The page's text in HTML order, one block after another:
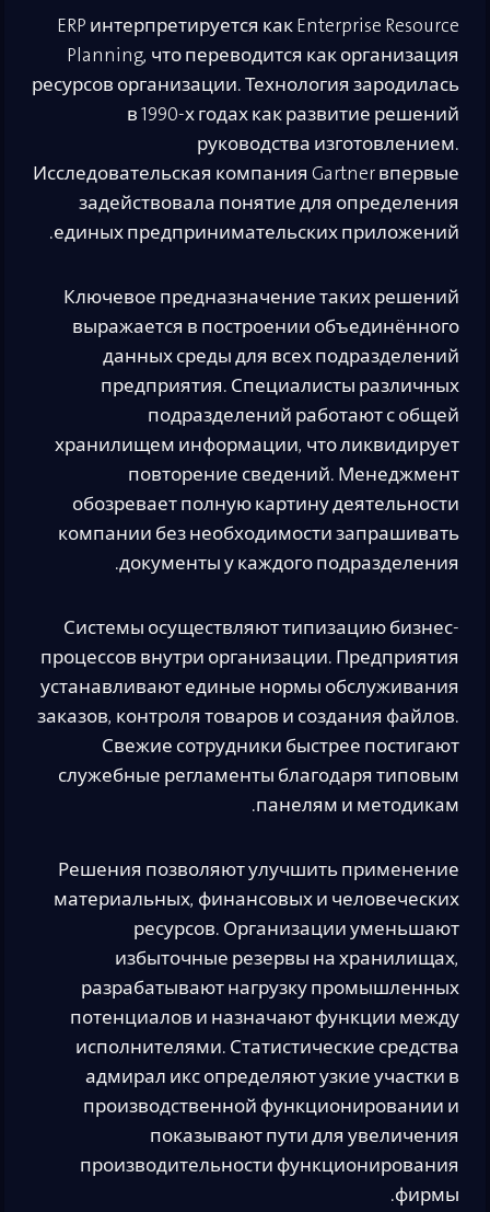
ERP интерпретируется как Enterprise Resource
Planning, что переводится как организация
ресурсов организации. Технология зародилась
в 1990-х годах как развитие решений
руководства изготовлением.
Исследовательская компания Gartner впервые
задействовала понятие для определения
единых предпринимательских приложений.
Ключевое предназначение таких решений
выражается в построении объединённого
данных среды для всех подразделений
предприятия. Специалисты различных
подразделений работают с общей
хранилищем информации, что ликвидирует
повторение сведений. Менеджмент
обозревает полную картину деятельности
компании без необходимости запрашивать
документы у каждого подразделения.
Системы осуществляют типизацию бизнес-
процессов внутри организации. Предприятия
устанавливают единые нормы обслуживания
заказов, контроля товаров и создания файлов.
Свежие сотрудники быстрее постигают
служебные регламенты благодаря типовым
панелям и методикам.
Решения позволяют улучшить применение
материальных, финансовых и человеческих
ресурсов. Организации уменьшают
избыточные резервы на хранилищах,
разрабатывают нагрузку промышленных
потенциалов и назначают функции между
исполнителями. Статистические средства
адмирал икс определяют узкие участки в
производственной функционировании и
показывают пути для увеличения
производительности функционирования
фирмы.